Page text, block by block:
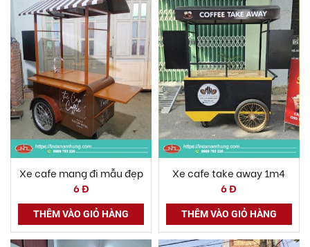
Xe cafe mang đi mẫu đẹp
6 Đ
THÊM VÀO GIỎ HÀNG
Xe cafe take away 1m4
6 Đ
THÊM VÀO GIỎ HÀNG